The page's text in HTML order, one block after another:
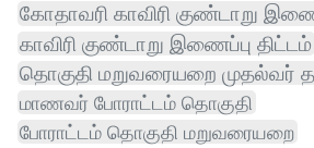
கோதாவரி காவிரி குண்டாறு
காவிரி குண்டாறு இணைப்பு திட்டம்
தொகுதி மறுவரையறை முதல்வர்
மாணவர் போராட்டம் தொகுதி
போராட்டம் தொகுதி மறுவரையறை